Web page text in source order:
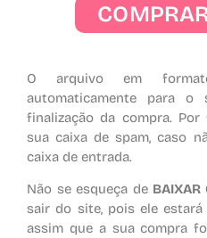
O arquivo em
automaticamente para
finalização da compra.
sua caixa de spam, caso
caixa de entrada.
Não se esqueça de BAIXAR
sair do site, pois ele
assim que a sua compra